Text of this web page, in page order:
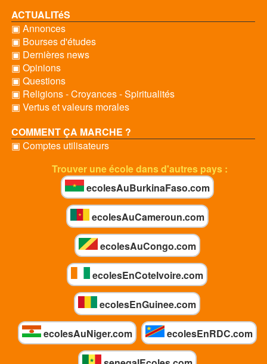
ACTUALITéS
▣ Annonces
▣ Bourses d'études
▣ Dernières news
▣ Opinions
▣ Questions
▣ Religions - Croyances - Spiritualités
▣ Vertus et valeurs morales
COMMENT ÇA MARCHE ?
▣ Comptes utilisateurs
Trouver une école dans d'autres pays :
ecolesAuBurkinaFaso.com
ecolesAuCameroun.com
ecolesAuCongo.com
ecolesEnCoteIvoire.com
ecolesEnGuinee.com
ecolesAuNiger.com ecolesEnRDC.com